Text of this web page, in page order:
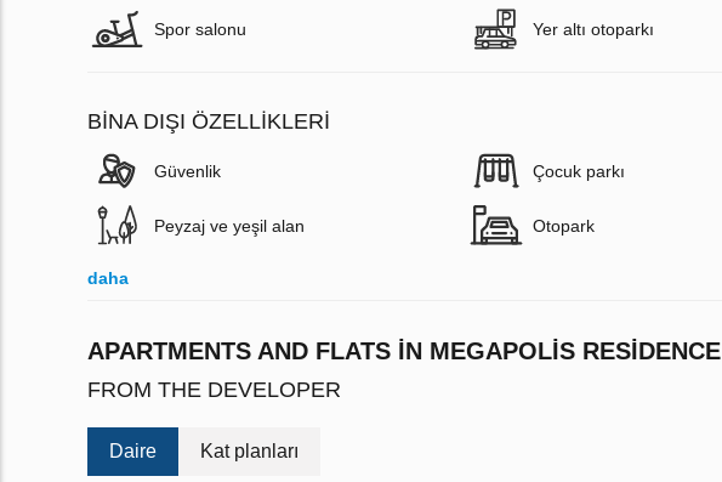
Spor salonu Yer altı otoparkı
BINA DIŞI ÖZELLIKLERI
Güvenlik Çocuk parkı
Peyzaj ve yeşil alan Otopark
daha
APARTMENTS AND FLATS IN MEGAPOLIS RESIDENCE
FROM THE DEVELOPER
Daire Kat planları